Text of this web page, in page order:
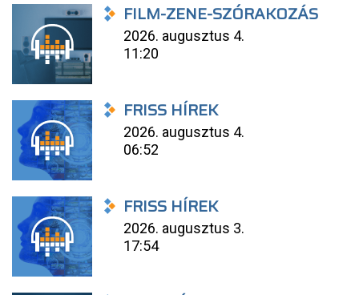
FILM-ZENE-SZÓRAKOZÁS
2026. augusztus 4.
11:20
FRISS HÍREK
2026. augusztus 4.
06:52
FRISS HÍREK
2026. augusztus 3.
17:54